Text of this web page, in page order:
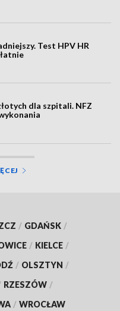
Test HPV HR
dla szpitali. NFZ
/ GDAŃSK /
/ KIELCE /
/ OLSZTYN /
RZESZÓW /
/ WROCŁAW